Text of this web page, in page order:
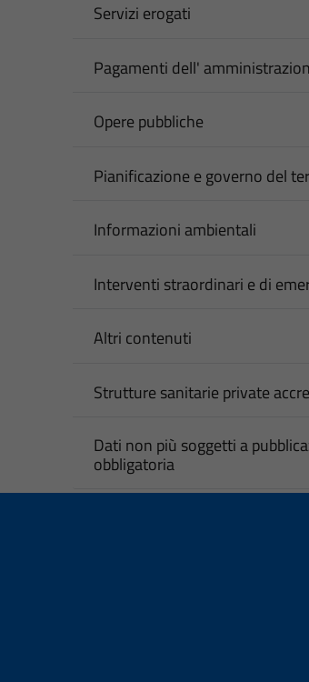
Servizi erogati
Pagamenti dell'
Opere pubbliche
Pianificazione e governo del
Informazioni ambientali
Interventi straordinari e di
Altri contenuti
Strutture sanitarie private
Dati non più soggetti a
obbligatoria